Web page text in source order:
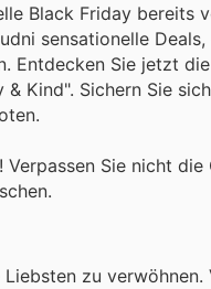
Black Friday bereits
sensationelle
Entdecken Sie jetzt
Kind". Sichern Sie
Sie nicht die
zu